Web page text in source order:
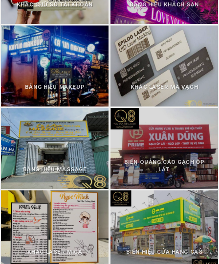
KHẮC CHỮ SỐ TÀI KHOẢN BẢNG HIỆU KHÁCH SẠN
BẢNG HIỆU MAKEUP KHẮC LASER MÃ VẠCH
BẢNG HIỆU MASSAGE
BIỂN QUẢNG CÁO GẠCH ỐP
LÁT
KHẮC LASER MICA BIỂN HIỆU CỬA HÀNG GAS